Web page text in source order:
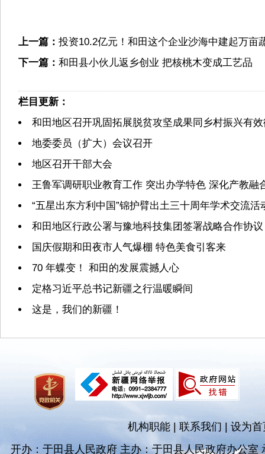
上一篇： 投资10.2亿元！和田这个企业沙海中建起万
下一篇： 和田县小伙儿返乡创业 把核桃木变成工艺品
栏目更新：
和田地区召开巩固拓展脱贫攻坚成果同乡村振兴有
地委委员（扩大）会议召开
地区召开干部大会
王鲁军调研职业教育工作 突出办学特色 深化产教融
“五星出东方利中国”锦护臂出土三十周年学术交流活
和田地区行政公署与豫地科技集团签署战略合作协议
国庆假期和田夜市人气爆棚 特色美食引客来
70 年蝶变！ 和田的发展震撼人心
定格习近平总书记新疆之行温暖瞬间
这是，我们的新疆！
机构职能 联系我们|设为首
开办：于田县人民政府 主办：于田县人民政府办公室